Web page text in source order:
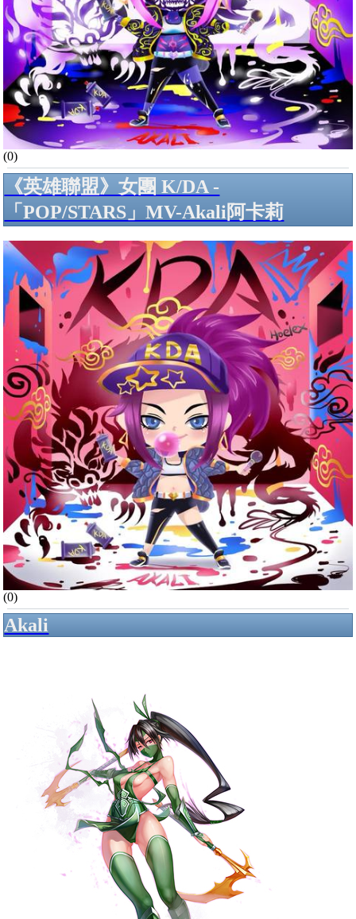
(0)
《英雄聯盟》女團 K/DA -
「POP/STARS」MV-Akali阿卡莉
(0)
Akali